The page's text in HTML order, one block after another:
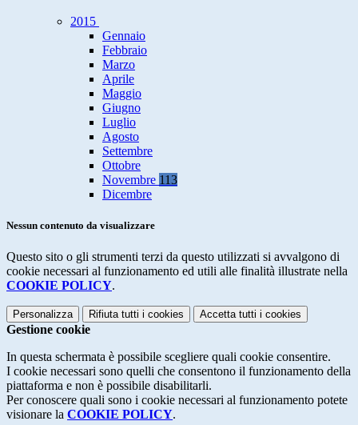
2015
Gennaio
Febbraio
Marzo
Aprile
Maggio
Giugno
Luglio
Agosto
Settembre
Ottobre
Novembre 113
Dicembre
Nessun contenuto da visualizzare
Questo sito o gli strumenti terzi da questo utilizzati si avvalgono di
cookie necessari al funzionamento ed utili alle finalità illustrate nella
COOKIE POLICY.
Personalizza Rifiuta tutti i cookies Accetta tutti i cookies
Gestione cookie
In questa schermata è possibile scegliere quali cookie consentire.
I cookie necessari sono quelli che consentono il funzionamento della
piattaforma e non è possibile disabilitarli.
Per conoscere quali sono i cookie necessari al funzionamento potete
visionare la COOKIE POLICY.